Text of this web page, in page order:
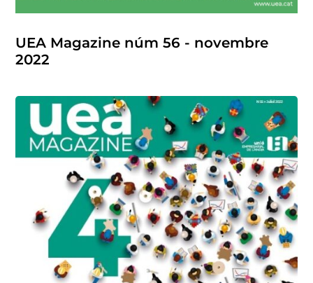
UEA Magazine núm 56 - novembre
2022